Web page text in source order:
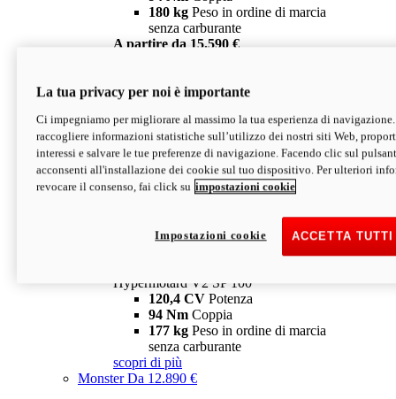
180 kg Peso in ordine di marcia
senza carburante
A partire da 15.590 €
V2 SP
Hypermotard V2 SP
120,4 CVPotenza
94 NmCoppia
177 kgPeso in ordine di marcia
senza carburante
Depotenziata 35 kW: 18.890 € i
configura scopri di più
Hypermotard V2 SP 100
120,4 CV Potenza
94 Nm Coppia
177 kg Peso in ordine di marcia
senza carburante
scopri di più
MonsterDa 12.890 €
La tua privacy per noi è importante
Ci impegniamo per migliorare al massimo la tua esperienza di
raccogliere informazioni statistiche sull’utilizzo dei nostri siti Web,
interessi e salvare le tue preferenze di navigazione. Facendo clic sul
acconsenti all'installazione dei cookie sul tuo dispositivo. Per ulteriori
revocare il consenso, fai click su impostazioni cookie
ACCETTA
Impostazioni cookie